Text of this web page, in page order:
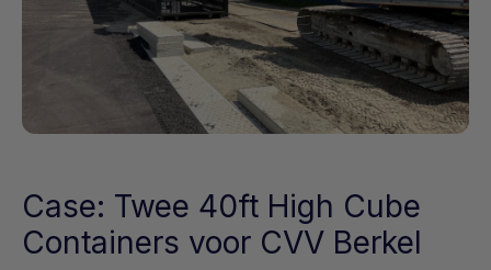
Case: Twee 40ft High Cube
Containers voor CVV Berkel